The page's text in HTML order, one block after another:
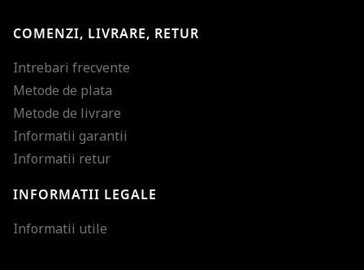
COMENZI, LIVRARE, RETUR
Intrebari frecvente
Metode de plata
Metode de livrare
Informatii garantii
Informatii retur
INFORMATII LEGALE
Informatii utile